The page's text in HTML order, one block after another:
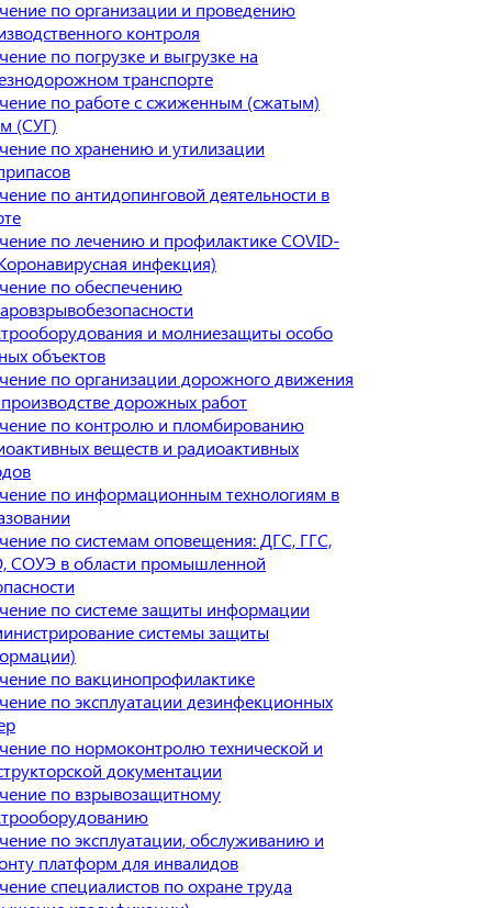
по организации и проведению
контроля
по погрузке и выгрузке на
транспорте
по работе с сжиженным (сжатым)
(СУГ)
по хранению и утилизации
по антидопинговой деятельности в
по лечению и профилактике COVID-
инфекция)
по обеспечению
и молниезащиты особо
объектов
по организации дорожного движения
дорожных работ
по контролю и пломбированию
веществ и радиоактивных
по информационным технологиям в
по системам оповещения: ДГС, ГГС,
СОУЭ в области промышленной
по системе защиты информации
системы защиты
по вакцинопрофилактике
по эксплуатации дезинфекционных
по нормоконтролю технической и
документации
по взрывозащитному
по эксплуатации, обслуживанию и
платформ для инвалидов
специалистов по охране труда